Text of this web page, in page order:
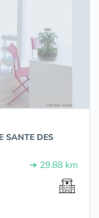
SANTE DES
➔ 29.88 km